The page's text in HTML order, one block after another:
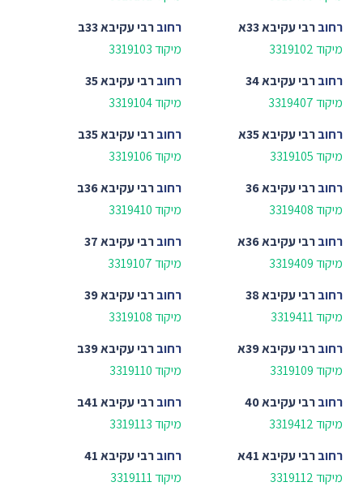
רחוברבי עקיבא 33א
מיקוד 3319102
רחוברבי עקיבא 33ב
מיקוד 3319103
רחוברבי עקיבא 34
מיקוד 3319407
רחוברבי עקיבא 35
מיקוד 3319104
רחוברבי עקיבא 35א
מיקוד 3319105
רחוברבי עקיבא 35ב
מיקוד 3319106
רחוברבי עקיבא 36
מיקוד 3319408
רחוברבי עקיבא 36ב
מיקוד 3319410
רחוברבי עקיבא 36א
מיקוד 3319409
רחוברבי עקיבא 37
מיקוד 3319107
רחוברבי עקיבא 38
מיקוד 3319411
רחוברבי עקיבא 39
מיקוד 3319108
רחוברבי עקיבא 39א
מיקוד 3319109
רחוברבי עקיבא 39ב
מיקוד 3319110
רחוברבי עקיבא 40
מיקוד 3319412
רחוברבי עקיבא 41ב
מיקוד 3319113
רחוברבי עקיבא 41א
מיקוד 3319112
רחוברבי עקיבא 41
מיקוד 3319111